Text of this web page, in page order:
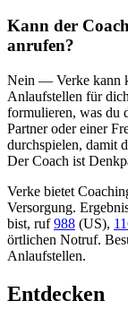
Kann der
anrufen?
Nein — Verke kann
Anlaufstellen für
formulieren, was du
Partner oder einer
durchspielen, damit
Der Coach ist
Verke bietet
Versorgung.
bist, ruf 988 (US),
örtlichen Notruf.
Anlaufstellen.
Entdecken